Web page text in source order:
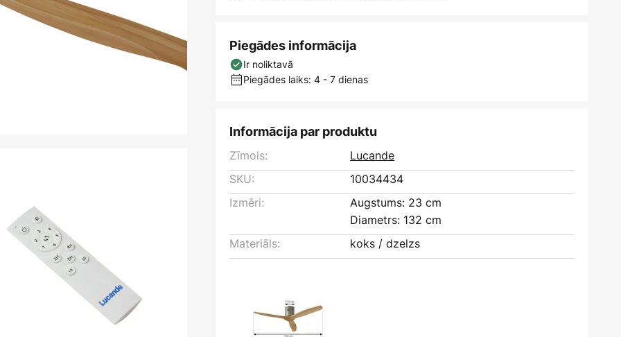
Piegādes informācija
Ir noliktavā
Piegādes laiks: 4 - 7 dienas
Informācija par produktu
Zīmols:
Lucande
SKU:
10034434
Izmēri:
Augstums: 23 cm
Diametrs: 132 cm
Materiāls:
koks / dzelzs